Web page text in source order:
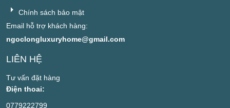
Chính sách bảo mật
Email hỗ trợ khách hàng:
ngoclongluxuryhome@gmail.com
LIÊN HỆ
Tư vấn đặt hàng
Điện thoai:
0779222799